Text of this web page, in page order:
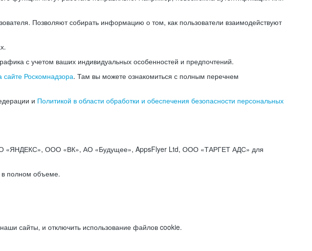
Позволяют собирать информацию о том, как пользователи взаимодействуют
с учетом ваших индивидуальных особенностей и предпочтений.
Роскомнадзора. Там вы можете ознакомиться с полным перечнем
и Политикой в области обработки и обеспечения безопасности персональных
«ЯНДЕКС», ООО «ВК», АО «Будущее», AppsFlyer Ltd, ООО «ТАРГЕТ АДС» для
в полном объеме.
сайты, и отключить использование файлов cookie.